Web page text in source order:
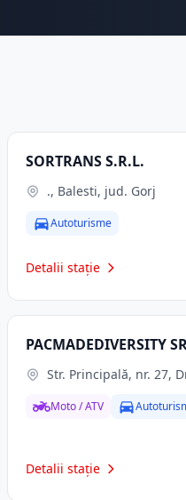
SORTRANS S.R.L.
., Balesti, jud. Gorj
Autoturisme
Detalii stație
PACMADEDIVERSITY
Str. Principală, nr. 27,
Moto / ATV
Detalii stație